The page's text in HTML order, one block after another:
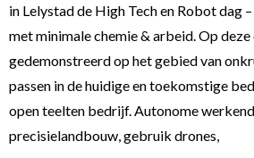
in Lelystad de High Tech en Robot dag
met minimale chemie & arbeid. Op
gedemonstreerd op het gebied van
passen in de huidige en toekomstige
open teelten bedrijf. Autonome
precisielandbouw, gebruik drones,